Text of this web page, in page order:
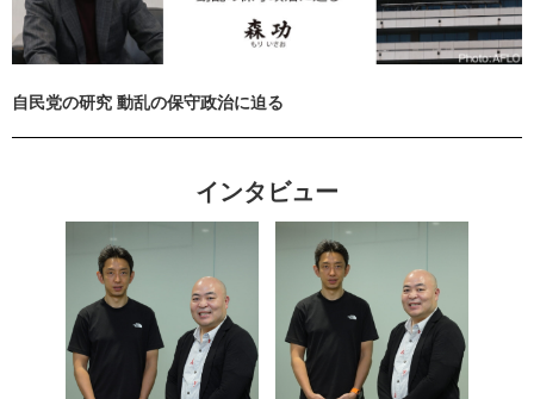
自民党の研究 動乱の保守政治に迫る
インタビュー